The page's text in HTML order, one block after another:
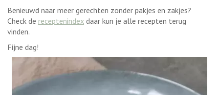
Benieuwd naar meer gerechten zonder pakjes en zakjes?
Check de receptenindex daar kun je alle recepten terug
vinden.
Fijne dag!